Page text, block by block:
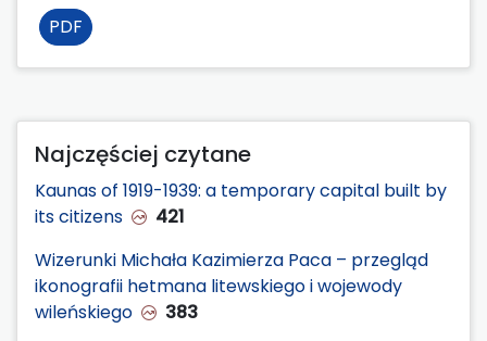
PDF
Najczęściej czytane
Kaunas of 1919-1939: a temporary capital built by
its citizens
421
Wizerunki Michała Kazimierza Paca – przegląd
ikonografii hetmana litewskiego i wojewody
wileńskiego
383